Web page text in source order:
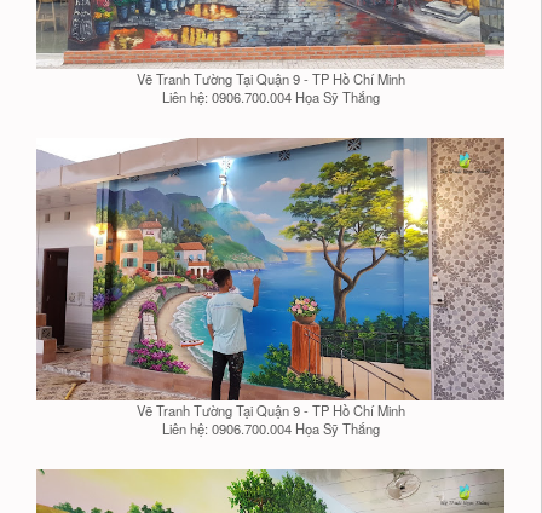
Vẽ Tranh Tường Tại Quận 9 - TP Hồ Chí Minh
Liên hệ: 0906.700.004 Họa Sỹ Thắng
Vẽ Tranh Tường Tại Quận 9 - TP Hồ Chí Minh
Liên hệ: 0906.700.004 Họa Sỹ Thắng